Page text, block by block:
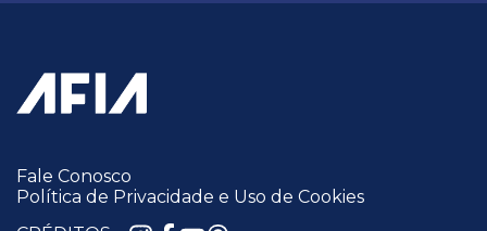
Fale Conosco
Política de Privacidade e Uso de Cookies